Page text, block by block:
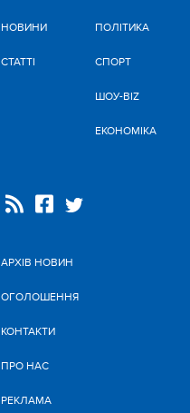
НОВИНИ
СТАТТІ
ПОЛІТИКА
СПОРТ
ШОУ-BIZ
ЕКОНОМІКА
АРХІВ НОВИН
ОГОЛОШЕННЯ
КОНТАКТИ
ПРО НАС
РЕКЛАМА